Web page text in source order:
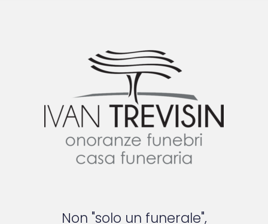
Non "solo un funerale",